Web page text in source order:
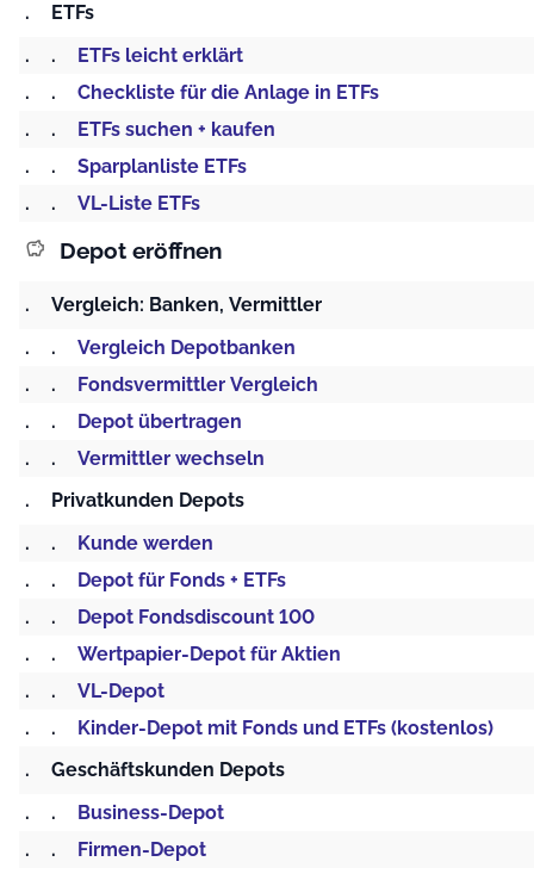
.
ETFs
.
.
ETFs leicht erklärt
.
.
Checkliste für die Anlage in ETFs
.
.
ETFs suchen + kaufen
.
.
Sparplanliste ETFs
.
. VL-Liste ETFs
savings Depot eröffnen
.
Vergleich: Banken, Vermittler
.
.
Vergleich Depotbanken
.
.
Fondsvermittler Vergleich
.
.
Depot übertragen
.
.
Vermittler wechseln
.
Privatkunden Depots
.
.
Kunde werden
.
.
Depot für Fonds + ETFs
.
.
Depot Fondsdiscount 100
.
.
Wertpapier-Depot für Aktien
.
.
VL-Depot
.
.
Kinder-Depot mit Fonds und ETFs (kostenlos)
.
Geschäftskunden Depots
.
.
Business-Depot
.
.
Firmen-Depot